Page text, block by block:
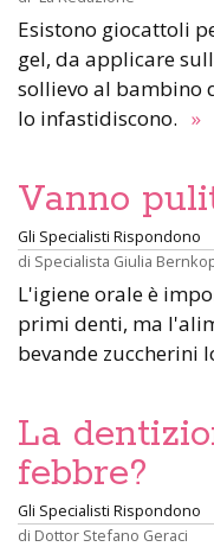
Esistono giocattoli
gel, da applicare
sollievo al bambino
lo infastidiscono. »
Vanno
Gli Specialisti Rispondono
di Specialista Giulia
L'igiene orale è
primi denti, ma
bevande zuccherini
La
febbre?
Gli Specialisti Rispondono
di Dottor Stefano Geraci